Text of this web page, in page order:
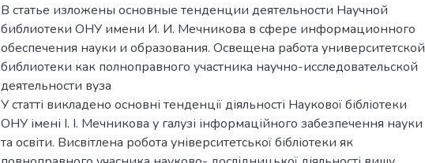
В статье изложены основные тенденции деятельности Научной
библиотеки ОНУ имени И. И. Мечникова в сфере информационного
обеспечения науки и образования. Освещена работа университетской
библиотеки как полноправного участника научно-исследовательской
деятельности вуза
У статті викладено основні тенденції діяльності Наукової бібліотеки
ОНУ імені І. І. Мечникова у галузі інформаційного забезпечення науки
та освіти. Висвітлена робота університетської бібліотеки як